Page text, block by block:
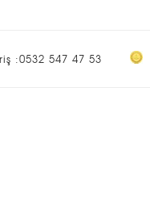
:0532 547 47 53